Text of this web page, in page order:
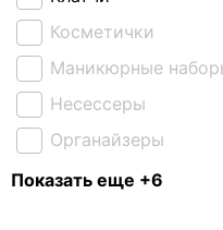
Косметички
Маникюрные
Несессеры
Органайзеры
Подушки
Показать еще +6